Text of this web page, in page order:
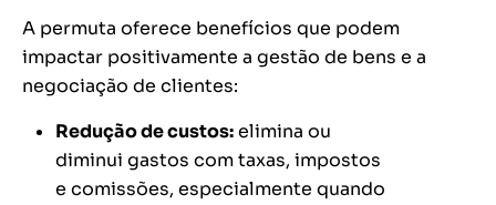
A permuta oferece benefícios que podem
impactar positivamente a gestão de bens e a
negociação de clientes:
Redução de custos:elimina ou
diminui gastos com taxas, impostos
e comissões, especialmente quando